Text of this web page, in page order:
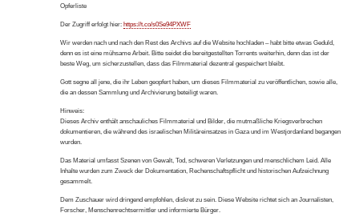
Opferliste
Der Zugriff erfolgt hier: https://t.co/s0Se94PXWF
Wir werden nach und nach den Rest des Archivs auf die Website hochladen – habt bitte etwas Geduld,
denn es ist eine mühsame Arbeit. Bitte seidet die bereitgestellten Torrents weiterhin, denn das ist der
beste Weg, um sicherzustellen, dass das Filmmaterial dezentral gespeichert bleibt.
Gott segne all jene, die ihr Leben geopfert haben, um dieses Filmmaterial zu veröffentlichen, sowie alle,
die an dessen Sammlung und Archivierung beteiligt waren.
Hinweis:
Dieses Archiv enthält anschauliches Filmmaterial und Bilder, die mutmaßliche Kriegsverbrechen
dokumentieren, die während des israelischen Militäreinsatzes in Gaza und im Westjordanland begangen
wurden.
Das Material umfasst Szenen von Gewalt, Tod, schweren Verletzungen und menschlichem Leid. Alle
Inhalte wurden zum Zweck der Dokumentation, Rechenschaftspflicht und historischen Aufzeichnung
gesammelt.
Dem Zuschauer wird dringend empfohlen, diskret zu sein. Diese Website richtet sich an Journalisten,
Forscher, Menschenrechtsermittler und informierte Bürger.